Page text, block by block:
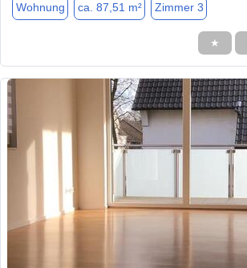
Wohnung ca. 87,51 m² Zimmer 3
★